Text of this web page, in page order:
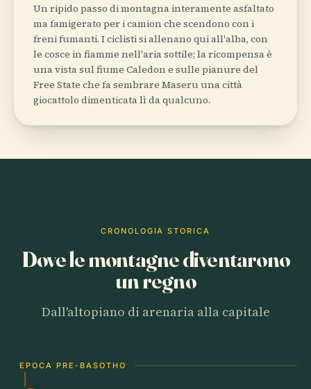
Un ripido passo di montagna interamente asfaltato
ma famigerato per i camion che scendono con i
freni fumanti. I ciclisti si allenano qui all'alba, con
le cosce in fiamme nell'aria sottile; la ricompensa è
una vista sul fiume Caledon e sulle pianure del
Free State che fa sembrare Maseru una città
giocattolo dimenticata lì da qualcuno.
CRONOLOGIA STORICA
Dove le montagne diventarono
un regno
Dall'altopiano di arenaria alla capitale
EPOCA PRE-BASOTHO